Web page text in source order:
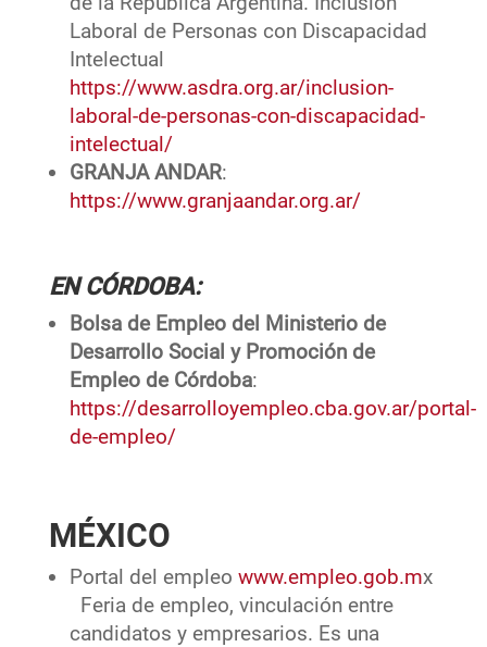
Laboral de Personas con Discapacidad
Intelectual
https://www.asdra.org.ar/inclusion-
laboral-de-personas-con-discapacidad-
intelectual/
GRANJA ANDAR:
https://www.granjaandar.org.ar/
EN CÓRDOBA:
Bolsa de Empleo del Ministerio de
Desarrollo Social y Promoción de
Empleo de Córdoba:
https://desarrolloyempleo.cba.gov.ar/portal-
de-empleo/
MÉXICO
Portal del empleo www.empleo.gob.mx
Feria de empleo, vinculación entre
candidatos y empresarios. Es una